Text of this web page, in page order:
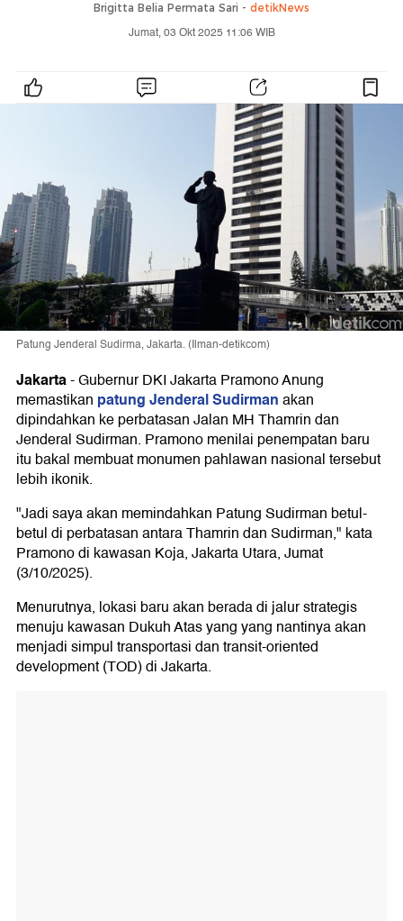
Brigitta Belia Permata Sari - detikNews
Jumat, 03 Okt 2025 11:06 WIB
Patung Jenderal Sudirma, Jakarta. (Ilman-detikcom)
Jakarta-Gubernur DKI Jakarta Pramono Anung
memastikan patung Jenderal Sudirmanakan
dipindahkan ke perbatasan Jalan MH Thamrin dan
Jenderal Sudirman. Pramono menilai penempatan baru
itu bakal membuat monumen pahlawan nasional tersebut
lebih ikonik.
"Jadi saya akan memindahkan Patung Sudirman betul-
betul di perbatasan antara Thamrin dan Sudirman," kata
Pramono di kawasan Koja, Jakarta Utara, Jumat
(3/10/2025).
Menurutnya, lokasi baru akan berada di jalur strategis
menuju kawasan Dukuh Atas yang yang nantinya akan
menjadi simpul transportasi dan transit-oriented
development (TOD) di Jakarta.